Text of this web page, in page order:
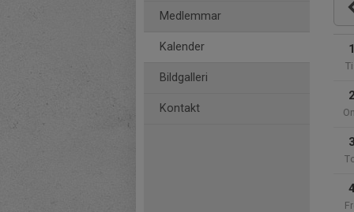
Medlemmar
Kalender
Bildgalleri
Kontakt
1
2
3